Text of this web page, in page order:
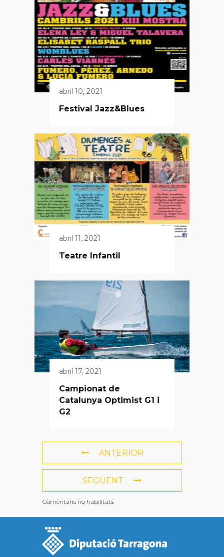
abril 10, 2021
Festival Jazz&Blues
abril 11, 2021
Teatre Infantil
abril 17, 2021
Campionat de
Catalunya Optimist G1 i
G2
ANTERIOR
SEGÜENT
Comentaris no habilitats